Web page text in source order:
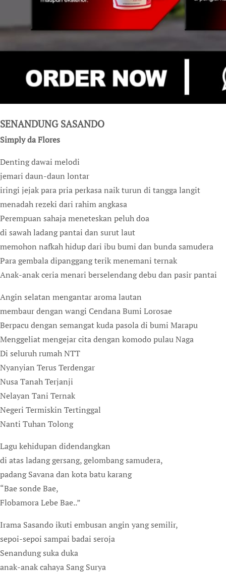
SENANDUNG SASANDO
Simply da Flores
Denting dawai melodi
jemari daun-daun lontar
iringi jejak para pria perkasa naik turun di tangga langit
menadah rezeki dari rahim angkasa
Perempuan sahaja meneteskan peluh doa
di sawah ladang pantai dan surut laut
memohon nafkah hidup dari ibu bumi dan bunda samudera
Para gembala dipanggang terik menemani ternak
Anak-anak ceria menari berselendang debu dan pasir pantai
Angin selatan mengantar aroma lautan
membaur dengan wangi Cendana Bumi Lorosae
Berpacu dengan semangat kuda pasola di bumi Marapu
Menggeliat mengejar cita dengan komodo pulau Naga
Di seluruh rumah NTT
Nyanyian Terus Terdengar
Nusa Tanah Terjanji
Nelayan Tani Ternak
Negeri Termiskin Tertinggal
Nanti Tuhan Tolong
Lagu kehidupan didendangkan
di atas ladang gersang, gelombang samudera,
padang Savana dan kota batu karang
“Bae sonde Bae,
Flobamora Lebe Bae..”
Irama Sasando ikuti embusan angin yang semilir,
sepoi-sepoi sampai badai seroja
Senandung suka duka
anak-anak cahaya Sang Surya